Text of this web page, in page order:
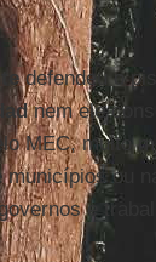
defendeu o
nem ele
MEC, muito
municípios ou
e